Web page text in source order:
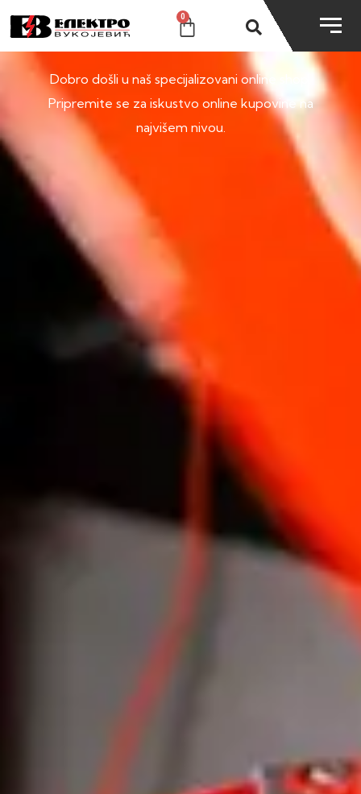
0
SHOP
Dobro došli u naš specijalizovani online shop.
Pripremite se za iskustvo online kupovine na
najvišem nivou.